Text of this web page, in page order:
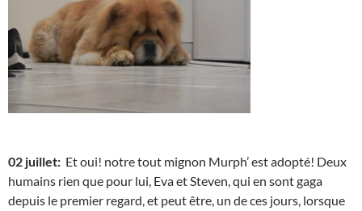
02 juillet: Et oui! notre tout mignon Murph’ est adopté! Deux
humains rien que pour lui, Eva et Steven, qui en sont gaga
depuis le premier regard, et peut être, un de ces jours, lorsque